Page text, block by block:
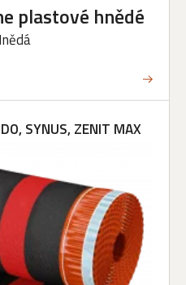
plastové hnědé
SYNUS, ZENIT MAX